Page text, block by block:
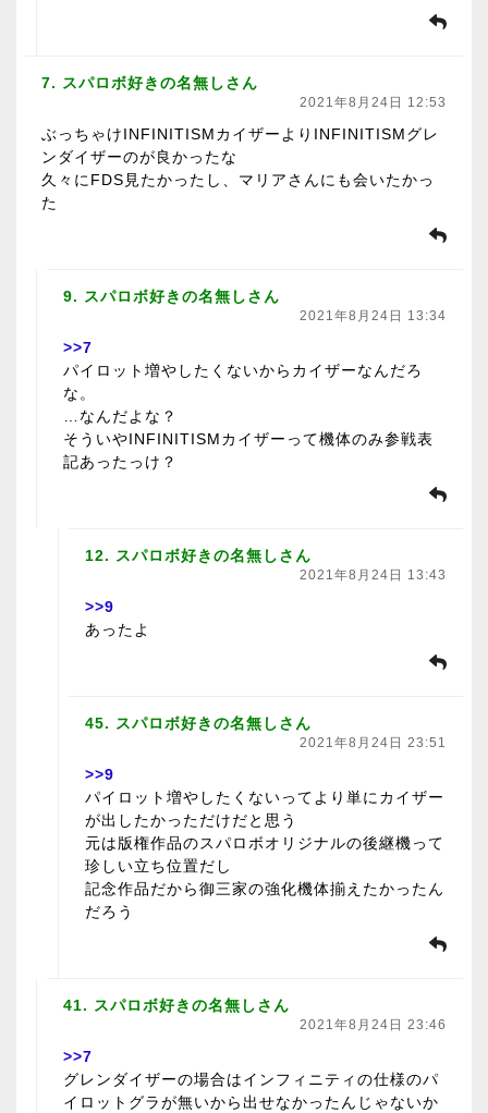
7. スパロボ好きの名無しさん
2021年8月24日 12:53
ぶっちゃけINFINITISMカイザーよりINFINITISMグレ
ンダイザーのが良かったな
久々にFDS見たかったし、マリアさんにも会いたかっ
た
9. スパロボ好きの名無しさん
2021年8月24日 13:34
>>7
パイロット増やしたくないからカイザーなんだろ
な。
…なんだよな？
そういやINFINITISMカイザーって機体のみ参戦表
記あったっけ？
12. スパロボ好きの名無しさん
2021年8月24日 13:43
>>9
あったよ
45. スパロボ好きの名無しさん
2021年8月24日 23:51
>>9
パイロット増やしたくないってより単にカイザー
が出したかっただけだと思う
元は版権作品のスパロボオリジナルの後継機って
珍しい立ち位置だし
記念作品だから御三家の強化機体揃えたかったん
だろう
41. スパロボ好きの名無しさん
2021年8月24日 23:46
>>7
グレンダイザーの場合はインフィニティの仕様のパ
イロットグラが無いから出せなかったんじゃないか